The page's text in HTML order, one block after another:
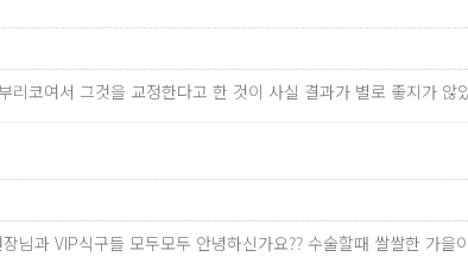
코여서 그것을 교정한다고 한 것이 사실 결과가 별로 좋지가
님과 VIP식구들 모두모두 안녕하신가요?? 수술할때 쌀쌀한 가